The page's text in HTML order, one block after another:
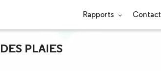
Rapports Contact
PLAIES